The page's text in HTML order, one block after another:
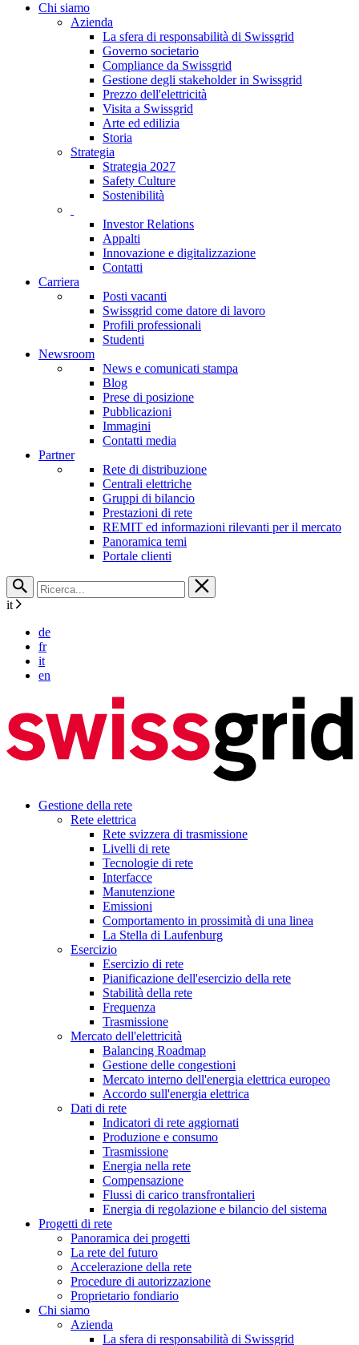
Chi siamo
Azienda
La sfera di responsabilità di Swissgrid
Governo societario
Compliance da Swissgrid
Gestione degli stakeholder in Swissgrid
Prezzo dell'elettricità
Visita a Swissgrid
Arte ed edilizia
Storia
Strategia
Strategia 2027
Safety Culture
Sostenibilità
Investor Relations
Appalti
Innovazione e digitalizzazione
Contatti
Carriera
Posti vacanti
Swissgrid come datore di lavoro
Profili professionali
Studenti
Newsroom
News e comunicati stampa
Blog
Prese di posizione
Pubblicazioni
Immagini
Contatti media
Partner
Rete di distribuzione
Centrali elettriche
Gruppi di bilancio
Prestazioni di rete
REMIT ed informazioni rilevanti per il mercato
Panoramica temi
Portale clienti
it
de
fr
it
en
Gestione della rete
Rete elettrica
Rete svizzera di trasmissione
Livelli di rete
Tecnologie di rete
Interfacce
Manutenzione
Emissioni
Comportamento in prossimità di una linea
La Stella di Laufenburg
Esercizio
Esercizio di rete
Pianificazione dell'esercizio della rete
Stabilità della rete
Frequenza
Trasmissione
Mercato dell'elettricità
Balancing Roadmap
Gestione delle congestioni
Mercato interno dell'energia elettrica europeo
Accordo sull'energia elettrica
Dati di rete
Indicatori di rete aggiornati
Produzione e consumo
Trasmissione
Energia nella rete
Compensazione
Flussi di carico transfrontalieri
Energia di regolazione e bilancio del sistema
Progetti di rete
Panoramica dei progetti
La rete del futuro
Accelerazione della rete
Procedure di autorizzazione
Proprietario fondiario
Chi siamo
Azienda
La sfera di responsabilità di Swissgrid